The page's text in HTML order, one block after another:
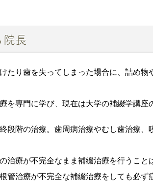
院長
たり歯を失ってしまった場合に、詰め
を専門に学び、現在は大学の補綴学講座
段階の治療。歯周病治療やむし歯治療
治療が不完全なまま補綴治療を行うこと
管治療が不完全な補綴治療をしても必